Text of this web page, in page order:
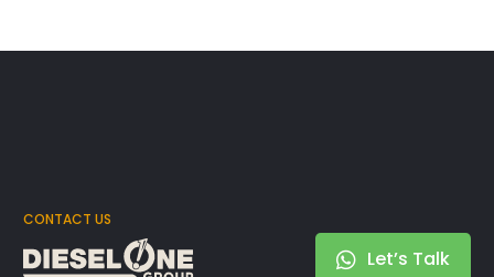
CONTACT US
Let’s Talk